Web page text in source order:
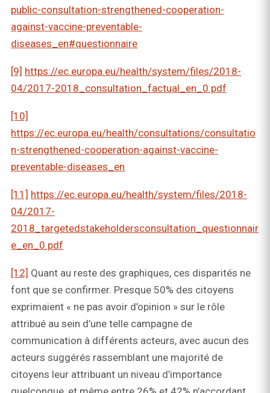
public-consultation-strengthened-cooperation-
against-vaccine-preventable-
diseases_en#questionnaire
[9] https://ec.europa.eu/health/system/files/2018-
04/2017-2018_consultation_factual_en_0.pdf
[10]
https://ec.europa.eu/health/consultations/consultatio
n-strengthened-cooperation-against-vaccine-
preventable-diseases_en
[11] https://ec.europa.eu/health/system/files/2018-
04/2017-
2018_targetedstakeholdersconsultation_questionnair
e_en_0.pdf
[12] Quant au reste des graphiques, ces disparités ne
font que se confirmer. Presque 50% des citoyens
exprimaient « ne pas avoir d’opinion » sur le rôle
attribué au sein d’une telle campagne de
communication à différents acteurs, avec aucun des
acteurs suggérés rassemblant une majorité de
citoyens leur attribuant un niveau d’importance